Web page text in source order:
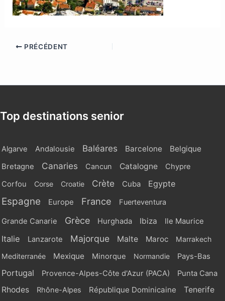
PRÉCÉDENT
Top destinations senior
Algarve Andalousie Baléares Barcelone Belgique
Bretagne Canaries Cancun Catalogne
Chypre
Corfou
Corse Croatie Crète Cuba Egypte
Espagne Europe France Fuerteventura
Grande Canarie Grèce Hurghada Ibiza Ile Maurice
Italie Lanzarote Majorque Malte Maroc
Marrakech
Mediterranée
Mexique Minorque Normandie Pays-Bas
Portugal Provence-Alpes-Côte d'Azur (PACA) Punta Cana
Rhodes Rhône-Alpes République Dominicaine Tenerife